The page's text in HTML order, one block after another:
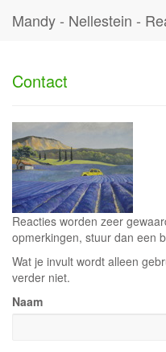
Mandy - Nellestein -
Contact
Reacties worden zeer
opmerkingen, stuur dan een
Wat je invult wordt alleen
verder niet.
Naam